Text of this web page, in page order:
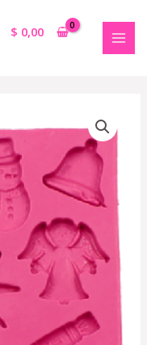
$ 0,00